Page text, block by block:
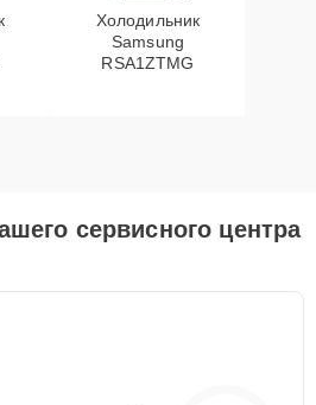
Холодильник
Samsung
RSA1ZTMG
сервисного центра